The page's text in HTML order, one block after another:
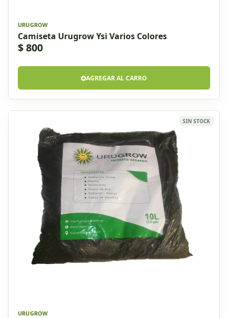
URUGROW
Camiseta Urugrow Ysi Varios Colores
$ 800
AGREGAR AL CARRO
SIN STOCK
URUGROW